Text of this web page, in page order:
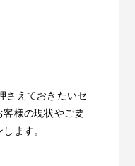
さえておきたいセ
客様の現状やご要
ます。